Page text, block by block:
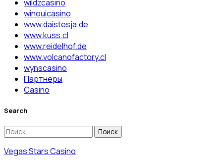
wildzcasino
winouicasino
www.daistesja.de
www.kuss.cl
www.reidelhof.de
www.volcanofactory.cl
wynscasino
Партнеры
Сasino
Search
Найти:
Vegas Stars Casino